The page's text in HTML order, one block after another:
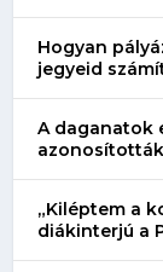
Hogyan
jegyeid
A daganatok
„Kiléptem a
diákinterjú a